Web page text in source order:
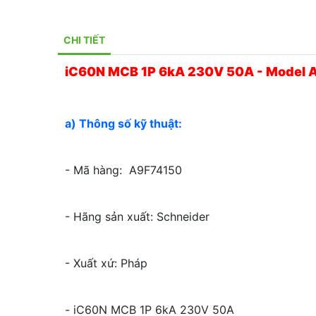
CHI TIẾT
iC60N MCB 1P 6kA 230V 50A - Model
a) Thông số kỹ thuật:
- Mã hàng: A9F74150
- Hãng sản xuất: Schneider
- Xuất xứ: Pháp
- iC60N MCB 1P 6kA 230V 50A